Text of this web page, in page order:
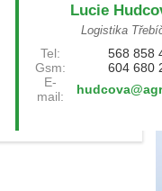
Lucie
Logistika
Tel:
568 858
Gsm:
604 680
E-
mail: